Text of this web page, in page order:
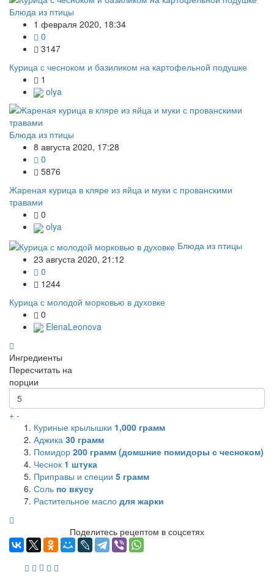
Блюда из птицы
1 февраля 2020, 18:34
0
3147
Курица с чесноком и базиликом на картофельной подушке
1
olya
Блюда из птицы
8 августа 2020, 17:28
0
5876
Жареная курица в кляре из яйца и муки с прованскими
травами
0
olya
Блюда из птицы
23 августа 2020, 21:12
0
1244
Курица с молодой морковью в духовке
0
ElenaLeonova
Ингредиенты
Пересчитать на
порции
+ -
Куриные крылышки 1,000 грамм
Аджика 30 грамм
Помидор 200 грамм (домшние помидоры с чесноком)
Чеснок 1 штука
Приправы и специи 5 грамм
Соль по вкусу
Растительное масло для жарки
Поделитесь рецептом в соцсетях